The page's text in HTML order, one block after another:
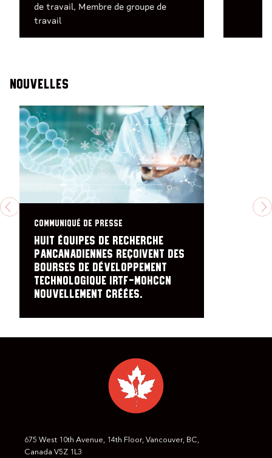
de travail Membre de groupe de
travail
Nouvelles
PREVIOUS
COMMUNIQUÉ DE PRESSE
Huit équipes de recherche
pancanadiennes reçoivent des
bourses de développement
technologique IRTF-MOHCCN
nouvellement créées.
675 West 10th Avenue, 14th Floor, Vancouver, BC,
Canada V5Z 1L3